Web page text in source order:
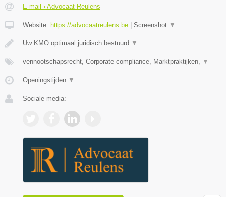
E-mail › Advocaat Reulens
Website: https://advocaatreulens.be Screenshot ▼
Uw KMO optimaal juridisch bestuurd ▼
vennootschapsrecht, Corporate compliance, Marktpraktijken, ▼
Openingstijden ▼
Sociale media: